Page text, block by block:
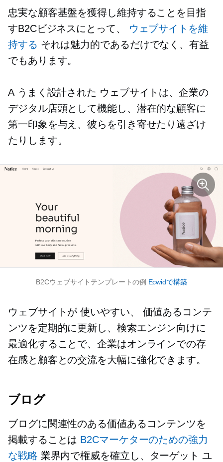
忠実な顧客基盤を獲得し維持することを目指
すB2Cビジネスにとって、
ウェブサイトを維
持する それは魅力的であるだけでなく、有益
でもあります。
A うまく設計された ウェブサイトは、企業の
デジタル店頭として機能し、潜在的な顧客に
第一印象を与え、彼らを引き寄せたり遠ざけ
たりします。
B2Cウェブサイトテンプレートの例 Ecwidで構築
ウェブサイトが使いやすい、
価値あるコンテ
ンツを定期的に更新し、検索エンジン向けに
最適化することで、企業はオンラインでの存
在感と顧客との交流を大幅に強化できます。
ブログ
ブログに関連性のある価値あるコンテンツを
掲載することは B2Cマーケターのための強力
な戦略 業界内で権威を確立し、ターゲット ユ